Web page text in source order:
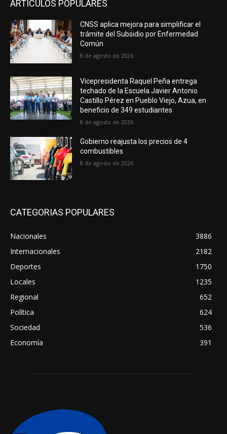
ARTICULOS POPULARES
CNSS aplica mejora para simplificar el
trámite del Subsidio por Enfermedad
Común
8 de agosto de 2026
Vicepresidenta Raquel Peña entrega
techado de la Escuela Javier Antonio
Castillo Pérez en Pueblo Viejo, Azua, en
beneficio de 349 estudiantes
8 de agosto de 2026
Gobierno reajusta los precios de 4
combustibles
8 de agosto de 2026
CATEGORIAS POPULARES
Nacionales
3886
Internacionales
2182
Deportes
1750
Locales
1235
Regional
652
Política
624
Sociedad
536
Economía
391